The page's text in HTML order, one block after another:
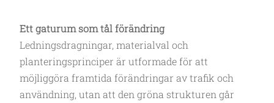
Ett gaturum som tål förändring
Ledningsdragningar, materialval och
planteringsprinciper är utformade för att
möjliggöra framtida förändringar av trafik och
användning, utan att den gröna strukturen går